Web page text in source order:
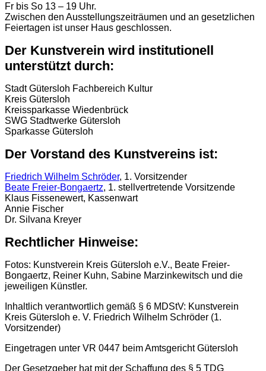
Fr bis So 13 – 19 Uhr.
Zwischen den Ausstellungszeiträumen und an gesetzlichen
Feiertagen ist unser Haus geschlossen.
Der Kunstverein wird institutionell
unterstützt durch:
Stadt Gütersloh Fachbereich Kultur
Kreis Gütersloh
Kreissparkasse Wiedenbrück
SWG Stadtwerke Gütersloh
Sparkasse Gütersloh
Der Vorstand des Kunstvereins ist:
Friedrich Wilhelm Schröder, 1. Vorsitzender
Beate Freier-Bongaertz, 1. stellvertretende Vorsitzende
Klaus Fissenewert, Kassenwart
Annie Fischer
Dr. Silvana Kreyer
Rechtlicher Hinweise:
Fotos: Kunstverein Kreis Gütersloh e.V., Beate Freier-
Bongaertz, Reiner Kuhn, Sabine Marzinkewitsch und die
jeweiligen Künstler.
Inhaltlich verantwortlich gemäß § 6 MDStV: Kunstverein
Kreis Gütersloh e. V. Friedrich Wilhelm Schröder (1.
Vorsitzender)
Eingetragen unter VR 0447 beim Amtsgericht Gütersloh
Der Gesetzgeber hat mit der Schaffung des § 5 TDG